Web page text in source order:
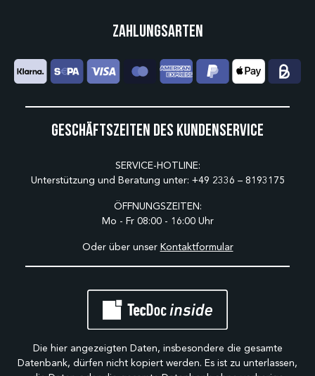
Geschäftszeiten des Kundenservice
SERVICE-HOTLINE:
Unterstützung und Beratung unter: +49 2336 – 8193175
ÖFFNUNGSZEITEN:
Mo - Fr 08:00 - 16:00 Uhr
Oder über unser Kontaktformular
Zahlungsarten
Die hier angezeigten Daten, insbesondere die gesamte
Datenbank, dürfen nicht kopiert werden. Es ist zu unterlassen,